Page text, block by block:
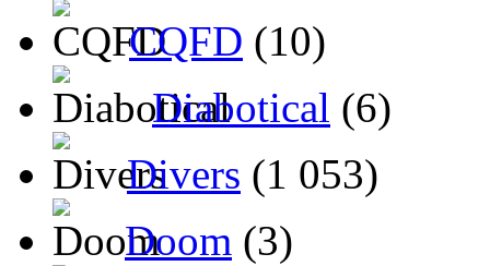
CQFD (10)
Diabotical (6)
Divers (1 053)
Doom (3)